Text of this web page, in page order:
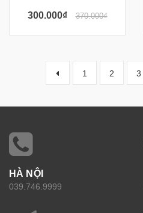
300.000₫ 370.000₫
1 2 3
HÀ NỘI
039.746.9999